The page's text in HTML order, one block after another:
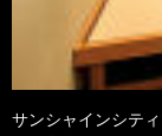
サンシャインシテ